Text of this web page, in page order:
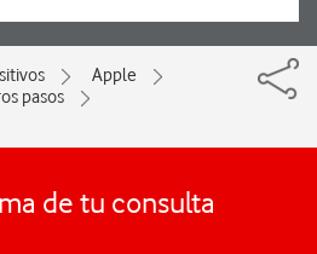
Apple
pasos
de tu consulta